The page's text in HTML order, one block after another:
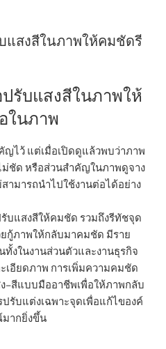
แสงสีในภาพให้คมชัดรี
รับแสงสีในภาพให้
ในภาพ
ญไว้ แต่เมื่อเปิดดูแล้วพบว่าภาพ
ม่ชัด หรือส่วนสำคัญในภาพดูจาง
ามารถนำไปใช้งานต่อได้อย่าง
บแสงสีให้คมชัด รวมถึงรีทัชจุด
กู้ภาพให้กลับมาคมชัด มีราย
ทั้งในงานส่วนตัวและงานธุรกิจ
เอียดภาพ การเพิ่มความคมชัด
–สีแบบมืออาชีพเพื่อให้ภาพกลับ
รับแต่งเฉพาะจุดเพื่อแก้ไของค์
ากยิ่งขึ้น